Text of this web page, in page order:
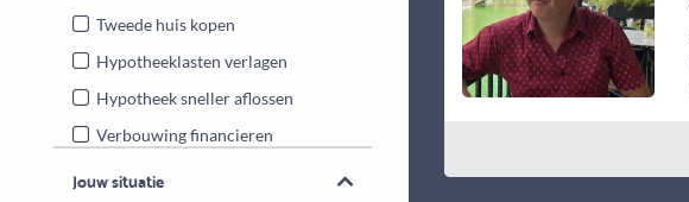
Tweede huis kopen
Hypotheeklasten verlagen
Hypotheek sneller aflossen
Verbouwing financieren
Energiebesparende maatregelen
Jouw situatie